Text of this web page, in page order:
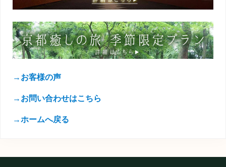
→お客様の声
→お問い合わせはこちら
→ホームへ戻る